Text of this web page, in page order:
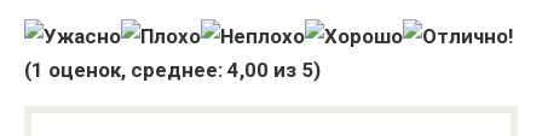
(1 оценок, среднее: 4,00 из 5)